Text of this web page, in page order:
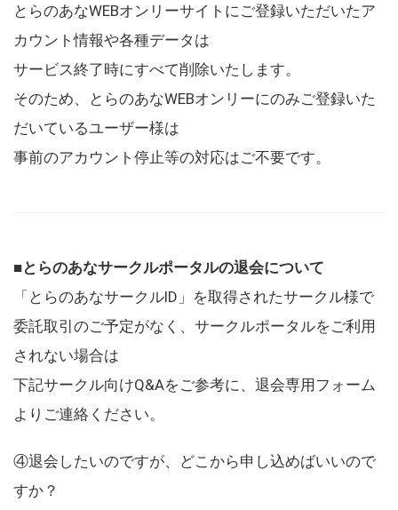
とらのあなWEBオンリーサイトにご登録いただいたア
カウント情報や各種データは
サービス終了時にすべて削除いたします。
そのため、とらのあなWEBオンリーにのみご登録いた
だいているユーザー様は
事前のアカウント停止等の対応はご不要です。
■とらのあなサークルポータルの退会について
「とらのあなサークルID」を取得されたサークル様で
委託取引のご予定がなく、サークルポータルをご利用
されない場合は
下記サークル向けQ&Aをご参考に、退会専用フォーム
よりご連絡ください。
④退会したいのですが、どこから申し込めばいいので
すか？